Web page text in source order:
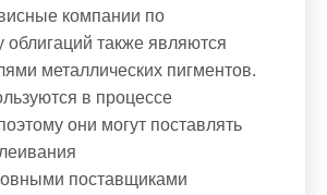
компании по
облигаций также являются
металлических пигментов.
в процессе
они могут поставлять
поставщиками